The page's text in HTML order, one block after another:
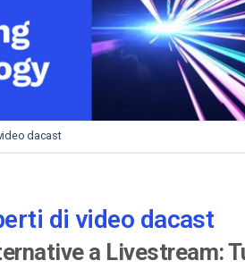
dacast
di video dacast
a Livestream: